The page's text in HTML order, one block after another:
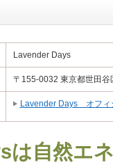
Lavender Days
〒155-0032 東京都世田谷
Lavender Days オフィ
は自然エ